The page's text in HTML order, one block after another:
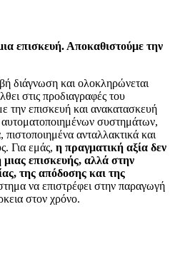
επισκευή. Αποκαθιστούμε την
διάγνωση και ολοκληρώνεται
στις προδιαγραφές του
την επισκευή και ανακατασκευή
συστημάτων,
πιστοποιημένα ανταλλακτικά και
Για εμάς, η πραγματική αξία δεν
επισκευής, αλλά στην
της απόδοσης και της
να επιστρέφει στην παραγωγή
στον χρόνο.